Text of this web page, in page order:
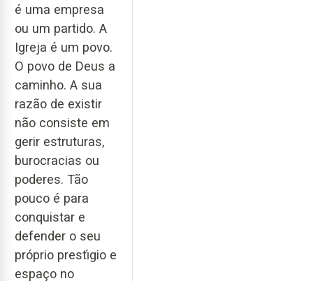
é uma empresa
ou um partido. A
Igreja é um povo.
O povo de Deus a
caminho. A sua
razão de existir
não consiste em
gerir estruturas,
burocracias ou
poderes. Tão
pouco é para
conquistar e
defender o seu
próprio prestı́gio e
espaço no